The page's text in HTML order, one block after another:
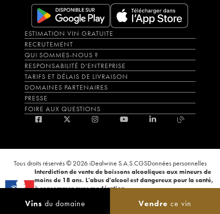
Vins du domaine Vendre ce vin
ESTIMATION VIN GRATUITE
RECRUTEMENT
QUI SOMMES-NOUS ?
RESPONSABILITÉ D'ENTREPRISE
TARIFS ET DÉLAIS DE LIVRAISON
DOMAINES PARTENAIRES
PRESSE
FOIRE AUX QUESTIONS
Tous droits réservés © 2026 iDealwine S.A.S.CGSDonnées personnelles
Interdiction de vente de boissons alcooliques aux mineurs de
moins de 18 ans. L'abus d'alcool est dangereux pour la santé,
à consommer avec modération.
ligne. CODE DE LA SANTÉ PUBLIQUE, ART.L.3342-1 et L.3353-3